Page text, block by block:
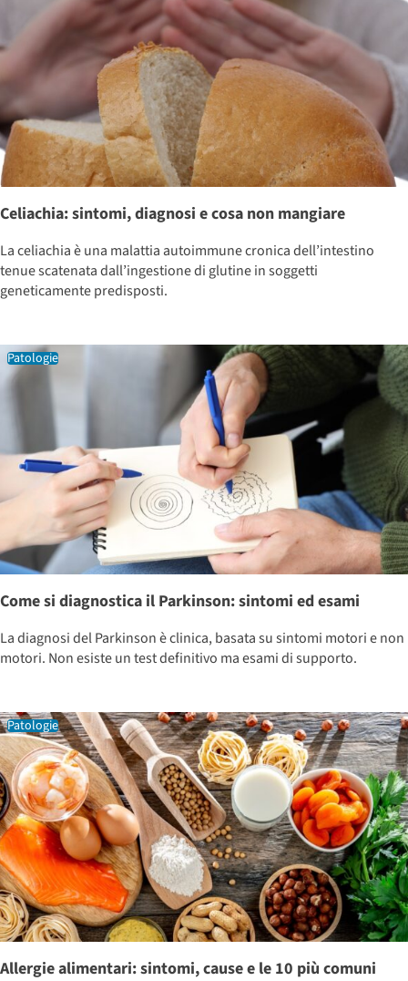
Celiachia: sintomi, diagnosi e cosa non mangiare
La celiachia è una malattia autoimmune cronica dell’intestino
tenue scatenata dall’ingestione di glutine in soggetti
geneticamente predisposti.
Come si diagnostica il Parkinson: sintomi ed esami
La diagnosi del Parkinson è clinica, basata su sintomi motori e non
motori. Non esiste un test definitivo ma esami di supporto.
Patologie
Allergie alimentari: sintomi, cause e le 10 più comuni
Patologie